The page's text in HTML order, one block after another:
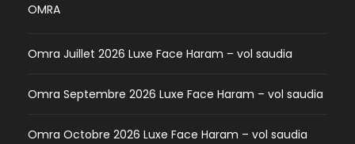
OMRA
Omra Juillet 2026 Luxe Face Haram – vol saudia
Omra Septembre 2026 Luxe Face Haram – vol saudia
Omra Octobre 2026 Luxe Face Haram – vol saudia